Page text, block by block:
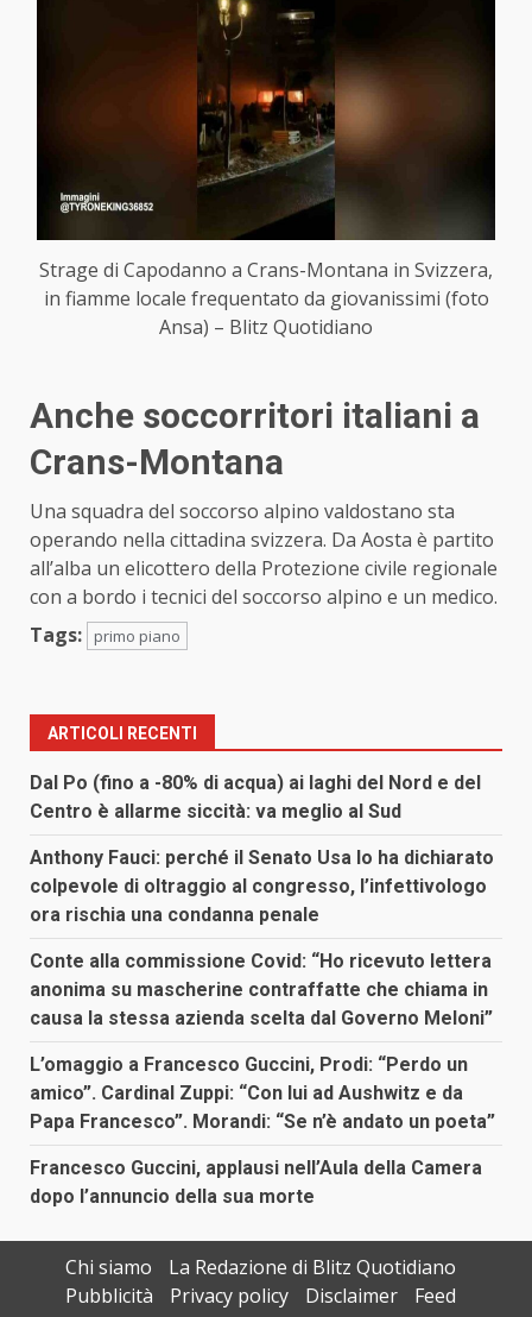
Strage di Capodanno a Crans-Montana in Svizzera,
in fiamme locale frequentato da giovanissimi (foto
Ansa) – Blitz Quotidiano
Anche soccorritori italiani a
Crans-Montana
Una squadra del soccorso alpino valdostano sta
operando nella cittadina svizzera. Da Aosta è partito
all’alba un elicottero della Protezione civile regionale
con a bordo i tecnici del soccorso alpino e un medico.
Tags:
primo piano
ARTICOLI RECENTI
Dal Po (fino a -80% di acqua) ai laghi del Nord e del
Centro è allarme siccità: va meglio al Sud
Anthony Fauci: perché il Senato Usa lo ha dichiarato
colpevole di oltraggio al congresso, l’infettivologo
ora rischia una condanna penale
Conte alla commissione Covid: “Ho ricevuto lettera
anonima su mascherine contraffatte che chiama in
causa la stessa azienda scelta dal Governo Meloni”
L’omaggio a Francesco Guccini, Prodi: “Perdo un
amico”. Cardinal Zuppi: “Con lui ad Aushwitz e da
Papa Francesco”. Morandi: “Se n’è andato un poeta”
Francesco Guccini, applausi nell’Aula della Camera
dopo l’annuncio della sua morte
Chi siamo
La Redazione di Blitz Quotidiano
Pubblicità
Privacy policy Disclaimer Feed